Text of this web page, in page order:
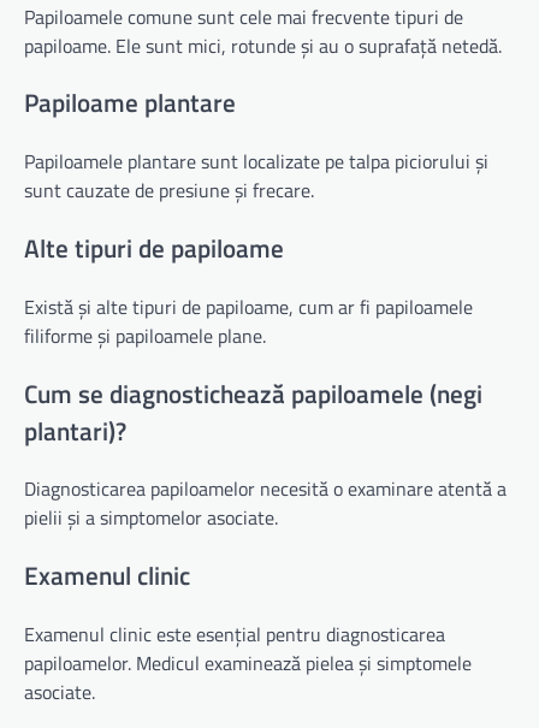
Papiloamele comune sunt cele mai frecvente tipuri de
papiloame. Ele sunt mici, rotunde și au o suprafață netedă.
Papiloame plantare
Papiloamele plantare sunt localizate pe talpa piciorului și
sunt cauzate de presiune și frecare.
Alte tipuri de papiloame
Există și alte tipuri de papiloame, cum ar fi papiloamele
filiforme și papiloamele plane.
Cum se diagnostichează papiloamele (negi
plantari)?
Diagnosticarea papiloamelor necesită o examinare atentă a
pielii și a simptomelor asociate.
Examenul clinic
Examenul clinic este esențial pentru diagnosticarea
papiloamelor. Medicul examinează pielea și simptomele
asociate.